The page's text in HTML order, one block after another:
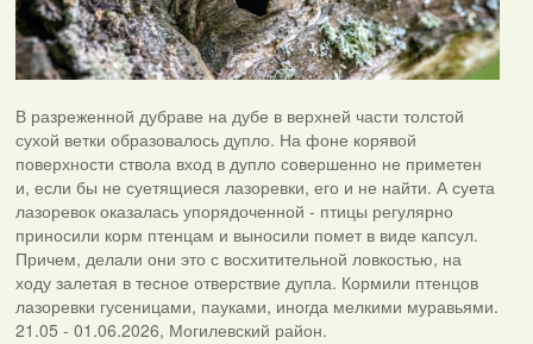
В разреженной дубраве на дубе в верхней части толстой
сухой ветки образовалось дупло. На фоне корявой
поверхности ствола вход в дупло совершенно не приметен
и, если бы не суетящиеся лазоревки, его и не найти. А суета
лазоревок оказалась упорядоченной - птицы регулярно
приносили корм птенцам и выносили помет в виде капсул.
Причем, делали они это с восхитительной ловкостью, на
ходу залетая в тесное отверствие дупла. Кормили птенцов
лазоревки гусеницами, пауками, иногда мелкими муравьями.
21.05 - 01.06.2026, Могилевский район.